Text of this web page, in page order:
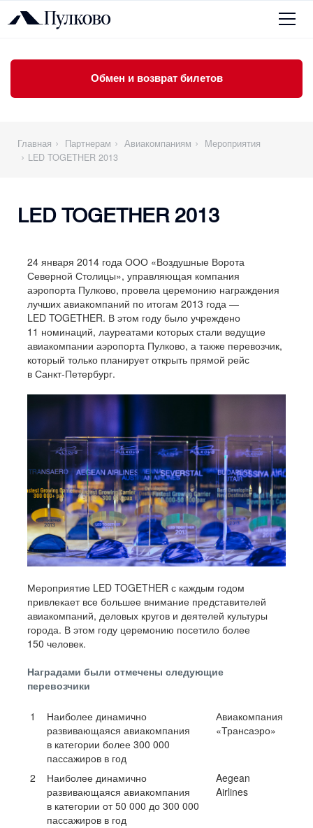
Обмен и возврат билетов
Главная Партнерам Авиакомпаниям
Мероприятия
LED TOGETHER 2013
LED TOGETHER 2013
24 января 2014 года ООО «Воздушные Ворота
Северной Столицы», управляющая компания
аэропорта Пулково, провела церемонию награждения
лучших авиакомпаний по итогам 2013 года —
LED TOGETHER. В этом году было учреждено
11 номинаций, лауреатами которых стали ведущие
авиакомпании аэропорта Пулково, а также перевозчик,
который только планирует открыть прямой рейс
в Санкт-Петербург.
Мероприятие LED TOGETHER с каждым годом
привлекает все большее внимание представителей
авиакомпаний, деловых кругов и деятелей культуры
города. В этом году церемонию посетило более
150 человек.
Наградами были отмечены следующие
перевозчики
1
Наиболее динамично
развивающаяся авиакомпания
в категории более 300 000
пассажиров в год
Авиакомпания
«Трансаэро»
2
Наиболее динамично
развивающаяся авиакомпания
в категории от 50 000 до 300 000
пассажиров в год
Aegean
Airlines